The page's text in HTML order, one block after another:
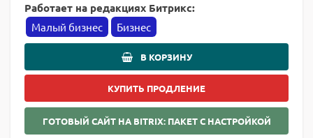
Работает на редакциях Битрикс:
Малый бизнес Бизнес
В КОРЗИНУ
КУПИТЬ ПРОДЛЕНИЕ
ГОТОВЫЙ САЙТ НА BITRIX: ПАКЕТ С НАСТРОЙКОЙ